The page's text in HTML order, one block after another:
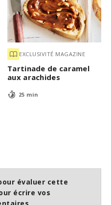
EXCLUSIVITÉ MAGAZINE
Tartinade de caramel
aux arachides
25 min
évaluer cette
écrire vos